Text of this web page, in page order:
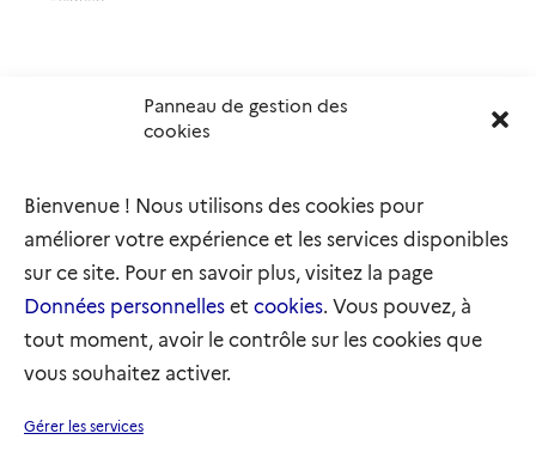
Panneau de gestion des
cookies
Bienvenue ! Nous utilisons des cookies pour
améliorer votre expérience et les services disponibles
sur ce site. Pour en savoir plus, visitez la page
Données personnelles et cookies. Vous pouvez, à
tout moment, avoir le contrôle sur les cookies que
vous souhaitez activer.
Gérer les services
Délégation interministérielle à l’accueil et à l’intégration
elysee.fr
info.gouv.fr
legifrance.gouv.fr
refugies.info
initiativemarianne.fr
Mentions légales